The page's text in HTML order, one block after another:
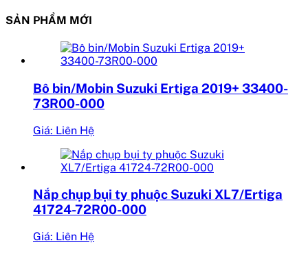
SẢN PHẨM MỚI
Bô bin/Mobin Suzuki Ertiga 2019+ 33400-
73R00-000
Giá: Liên Hệ
Nắp chụp bụi ty phuộc Suzuki XL7/Ertiga
41724-72R00-000
Giá: Liên Hệ